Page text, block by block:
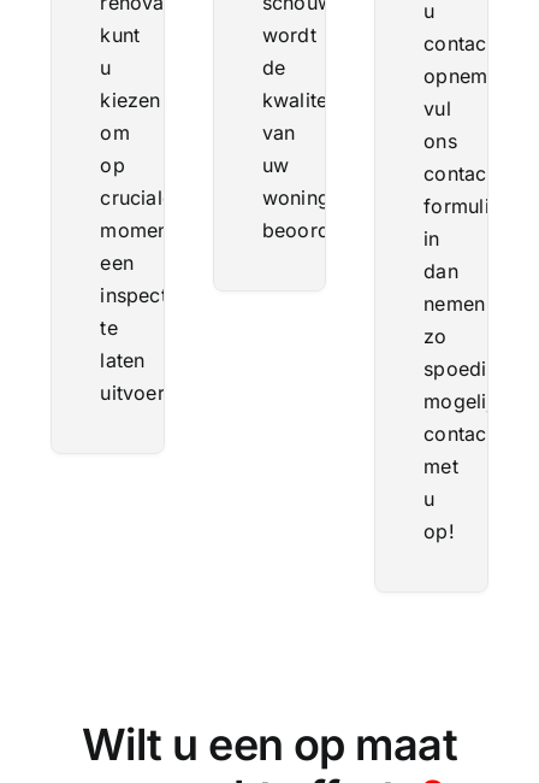
kunt
u
kiezen
om
op
cruciale
momenten
een
inspectie
te
laten
uitvoeren.
wordt
de
kwaliteit
van
uw
woning/perceel
beoordeeld.
u
contact
opnemen?
vul
ons
contact
formulier
in
dan
nemen
zo
spoedig
mogelijk
contact
met
u
op!
Wilt u een op maat